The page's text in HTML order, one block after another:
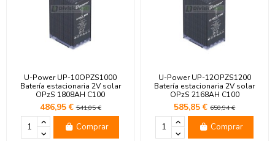
U-Power UP-10OPZS1000
Batería estacionaria 2V solar
OPzS 1808AH C100
486,95 €541,05 €
Comprar
U-Power UP-12OPZS1200
Batería estacionaria 2V solar
OPzS 2168AH C100
585,85 €650,94 €
Comprar